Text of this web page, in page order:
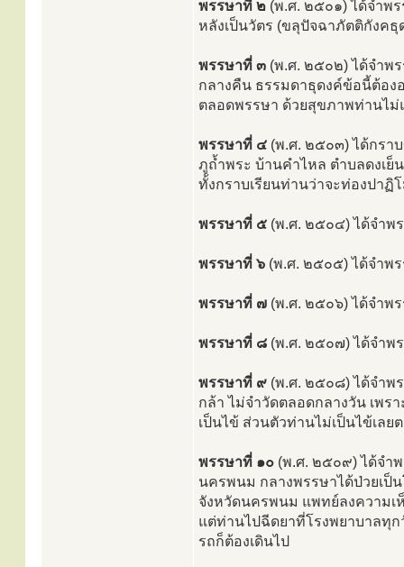
พรรษาที่ ๒ (พ.ศ. ๒๕๐๑) ได้จำพ
หลังเป็นวัตร (ขลุปัจฉาภัตติกังคธุ
พรรษาที่ ๓ (พ.ศ. ๒๕๐๒) ได้จำพ
กลางคืน ธรรมดาธุดงค์ข้อนี้ต้อ
ตลอดพรรษา ด้วยสุขภาพท่านไม่
พรรษาที่ ๔ (พ.ศ. ๒๕๐๓) ได้กรา
ภูถ้ำพระ บ้านคำไหล ตำบลดงเ
ทั้งกราบเรียนท่านว่าจะท่องปา
พรรษาที่ ๕ (พ.ศ. ๒๕๐๔) ได้จำพ
พรรษาที่ ๖ (พ.ศ. ๒๕๐๕) ได้จำพ
พรรษาที่ ๗ (พ.ศ. ๒๕๐๖) ได้จำพ
พรรษาที่ ๘ (พ.ศ. ๒๕๐๗) ได้จำพ
พรรษาที่ ๙ (พ.ศ. ๒๕๐๘) ได้จำพ
กล้า ไม่จำวัดตลอดกลางวัน เพร
เป็นไข้ ส่วนตัวท่านไม่เป็นไข้เลย
พรรษาที่ ๑๐ (พ.ศ. ๒๕๐๙) ได้จำ
นครพนม กลางพรรษาได้ป่วยเป็
จังหวัดนครพนม แพทย์ลงความเ
แต่ท่านไปฉีดยาที่โรงพยาบาลทุก
รถก็ต้องเดินไป